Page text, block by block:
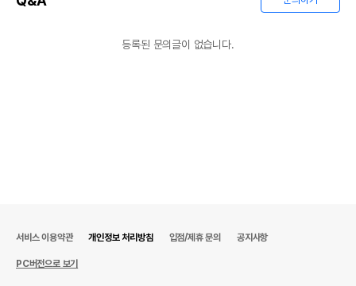
등록된 문의글이 없습니다.
서비스 이용약관 개인정보 처리방침 입점/제휴 문의 공지사항
PC버전으로 보기